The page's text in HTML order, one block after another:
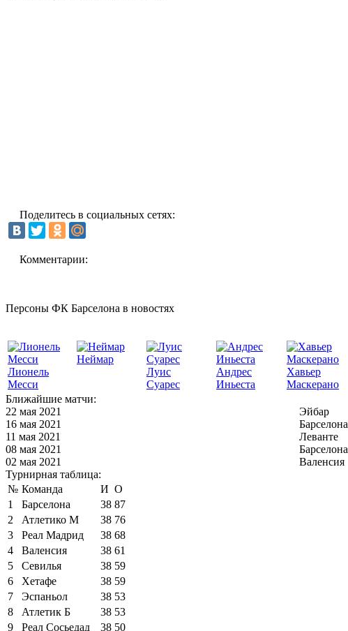
Поделитесь в социальных сетях:
Комментарии:
Персоны ФК Барселона в новостях
Лионель
Месси
Неймар
Луис
Суарес
Андрес
Иньеста
Хавьер
Маскерано
Ближайшие матчи:
22 мая 2021
Эйбар
16 мая 2021
Барселона
11 мая 2021
Леванте
08 мая 2021
Барселона
02 мая 2021
Валенсия
Турнирная таблица:
№ Команда И О
1
Барселона 38 87
2
Атлетико М 38 76
3
Реал Мадрид 38 68
4
Валенсия 38 61
5
Севилья 38 59
6
Хетафе 38 59
7
Эспаньол 38 53
8
Атлетик Б 38 53
9
Реал Сосьедад 38 50